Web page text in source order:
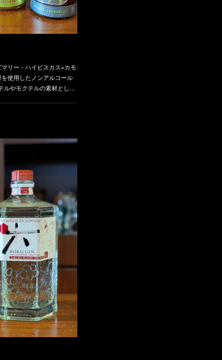
リー・ハイビスカス×カモ
使用したノンアルコール
ルやモクテルの素材とし…